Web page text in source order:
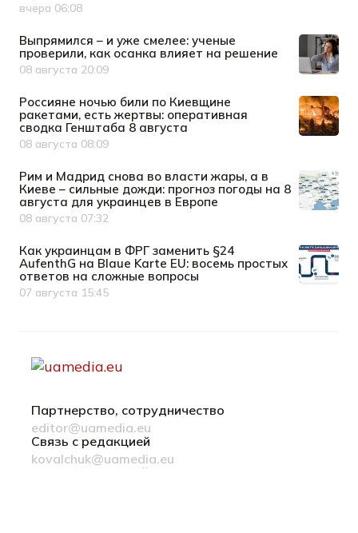
Дата публикации
вчера 06:08
Выпрямился – и уже смелее: ученые
проверили, как осанка влияет на решение
Дата публикации
08 августа 20:09
Россияне ночью били по Киевщине
ракетами, есть жертвы: оперативная
сводка Генштаба 8 августа
Дата публикации
08 августа 08:09
Рим и Мадрид снова во власти жары, а в
Киеве – сильные дожди: прогноз погоды на 8
августа для украинцев в Европе
Дата публикации
08 августа 07:32
Как украинцам в ФРГ заменить §24
AufenthG на Blaue Karte EU: восемь простых
ответов на сложные вопросы
Дата публикации
07 августа 15:45
Партнерство, сотрудничество
editor@uamedia.eu
Связь с редакцией
kovalchuk@uamedia.eu
Новости компаний